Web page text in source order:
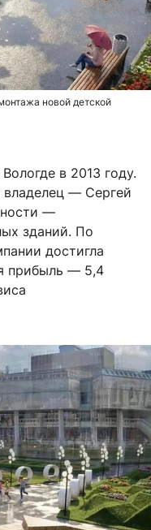
новой детской
в 2013 году.
владелец — Сергей
—
зданий. По
достигла
прибыль — 5,4